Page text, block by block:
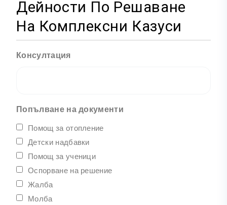
Дейности По Решаване
На Комплексни Казуси
Консултация
Попълване на документи
Помощ за отопление
Детски надбавки
Помощ за ученици
Оспорване на решение
Жалба
Молба